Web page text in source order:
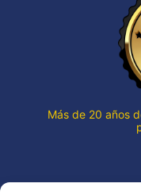
Más de 20 años